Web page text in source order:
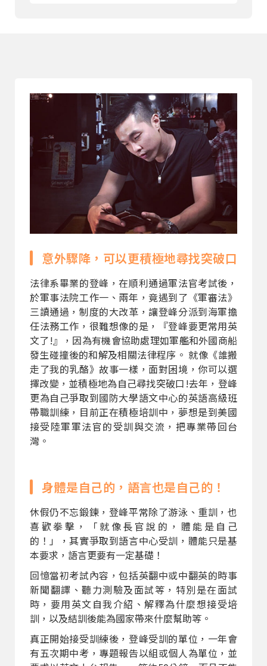
意外驟降，可以更積極地尋找突破口
法律系畢業的登峰，在順利通過軍法官考試後，
於軍事法院工作一、兩年，竟遇到了《軍審法》
三讀通過，制度的大改革，讓登峰分派到海軍擔
任法務工作，很難想像的是，『登峰要更常用英
文了!』，因為有機會協助處理如軍艦和外國商船
發生碰撞後的和解及相關法律程序。 就像《誰搬
走了我的乳酪》故事一樣，面對困境，你可以選
擇改變，並積極地為自己尋找突破口!去年，登峰
更為自己爭取到國防大學語文中心的英語高級班
帶職訓練，目前正在積極培訓中，夢想是到美國
接受陸軍軍法官的受訓與交流，把專業帶回台
灣。
身體是自己的，語言也是自己的！
休假仍不忘鍛鍊，登峰平常除了游泳、重訓，也
喜歡拳擊，「就像長官說的，體能是自己
的！」，其實爭取到語言中心受訓，體能只是基
本要求，語言更要有一定基礎！
回憶當初考試內容，包括英翻中或中翻英的時事
新聞翻譯、聽力測驗及面試等，特別是在面試
時，要用英文自我介紹、解釋為什麼想接受培
訓，以及結訓後能為國家帶來什麼幫助等。
真正開始接受訓練後，登峰受訓的單位，一年會
有五次期中考，專題報告以組或個人為單位，並